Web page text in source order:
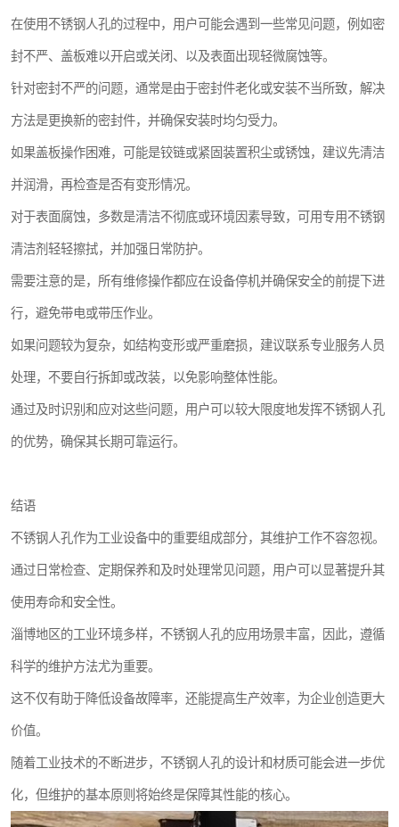
在使用不锈钢人孔的过程中，用户可能会遇到一些常见问题，例如密
封不严、盖板难以开启或关闭、以及表面出现轻微腐蚀等。
针对密封不严的问题，通常是由于密封件老化或安装不当所致，解决
方法是更换新的密封件，并确保安装时均匀受力。
如果盖板操作困难，可能是铰链或紧固装置积尘或锈蚀，建议先清洁
并润滑，再检查是否有变形情况。
对于表面腐蚀，多数是清洁不彻底或环境因素导致，可用专用不锈钢
清洁剂轻轻擦拭，并加强日常防护。
需要注意的是，所有维修操作都应在设备停机并确保安全的前提下进
行，避免带电或带压作业。
如果问题较为复杂，如结构变形或严重磨损，建议联系专业服务人员
处理，不要自行拆卸或改装，以免影响整体性能。
通过及时识别和应对这些问题，用户可以较大限度地发挥不锈钢人孔
的优势，确保其长期可靠运行。
结语
不锈钢人孔作为工业设备中的重要组成部分，其维护工作不容忽视。
通过日常检查、定期保养和及时处理常见问题，用户可以显著提升其
使用寿命和安全性。
淄博地区的工业环境多样，不锈钢人孔的应用场景丰富，因此，遵循
科学的维护方法尤为重要。
这不仅有助于降低设备故障率，还能提高生产效率，为企业创造更大
价值。
随着工业技术的不断进步，不锈钢人孔的设计和材质可能会进一步优
化，但维护的基本原则将始终是保障其性能的核心。